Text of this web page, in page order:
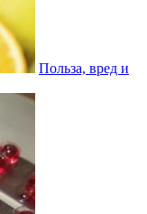
Польза, вред и